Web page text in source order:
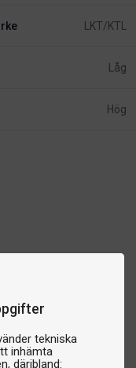
tekniska
inhämta
däribland:
LKT/KTL
Låg
Hög